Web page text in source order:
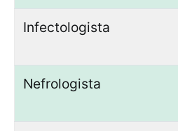
Infectologista
Nefrologista